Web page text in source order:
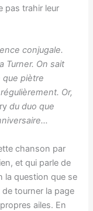
pas trahir leur
conjugale.
Turner. On sait
que piètre
Or,
du duo que
chanson par
et qui parle de
la question que se
tourner la page
ailes. En